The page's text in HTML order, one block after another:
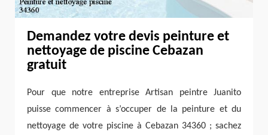
Demandez votre devis peinture et
nettoyage de piscine Cebazan
gratuit
Pour que notre entreprise Artisan peintre Juanito
puisse commencer à s’occuper de la peinture et du
nettoyage de votre piscine à Cebazan 34360 ; sachez